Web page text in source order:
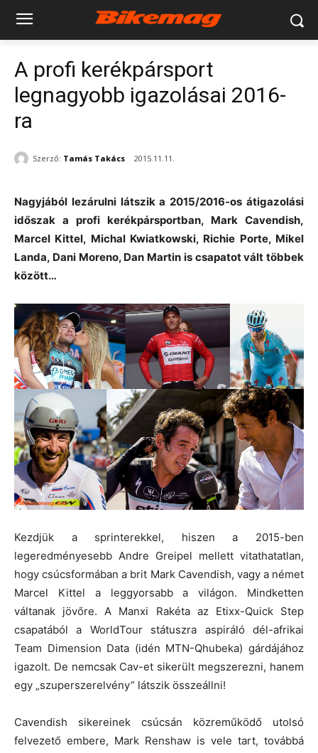
A profi kerékpársport
legnagyobb igazolásai 2016-
ra
Szerző: Tamás Takács 2015.11.11.
Nagyjából lezárulni látszik a 2015/2016-os átigazolási
időszak a profi kerékpársportban, Mark Cavendish,
Marcel Kittel, Michal Kwiatkowski, Richie Porte, Mikel
Landa, Dani Moreno, Dan Martin is csapatot vált többek
között…
Kezdjük a sprinterekkel, hiszen a 2015-ben
legeredményesebb Andre Greipel mellett vitathatatlan,
hogy csúcsformában a brit Mark Cavendish, vagy a német
Marcel Kittel a leggyorsabb a világon. Mindketten
váltanak jövőre. A Manxi Rakéta az Etixx-Quick Step
csapatából a WorldTour státuszra aspiráló dél-afrikai
Team Dimension Data (idén MTN-Qhubeka) gárdájához
igazolt. De nemcsak Cav-et sikerült megszerezni, hanem
egy „szuperszerelvény” látszik összeállni!
Cavendish sikereinek csúcsán közreműködő utolsó
felvezető embere, Mark Renshaw is vele tart, továbbá